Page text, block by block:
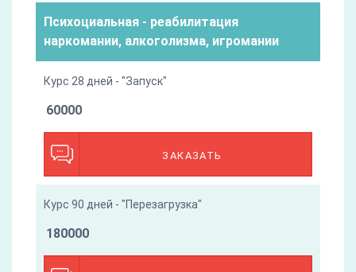
Психоциальная - реабилитация
наркомании, алкоголизма, игромании
Курс 28 дней - "Запуск"
ЗАКАЗАТЬ
60000
Курс 90 дней - "Перезагрузка"
180000